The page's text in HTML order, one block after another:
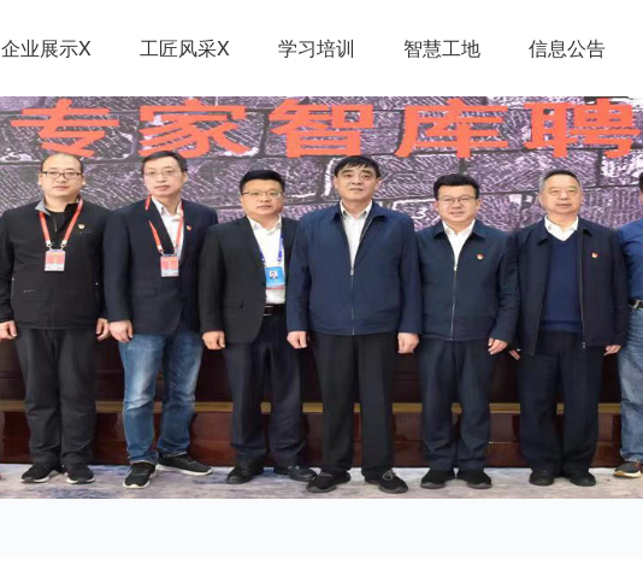
企业展示X 工匠风采X 学习培训 智慧工地 信息公告